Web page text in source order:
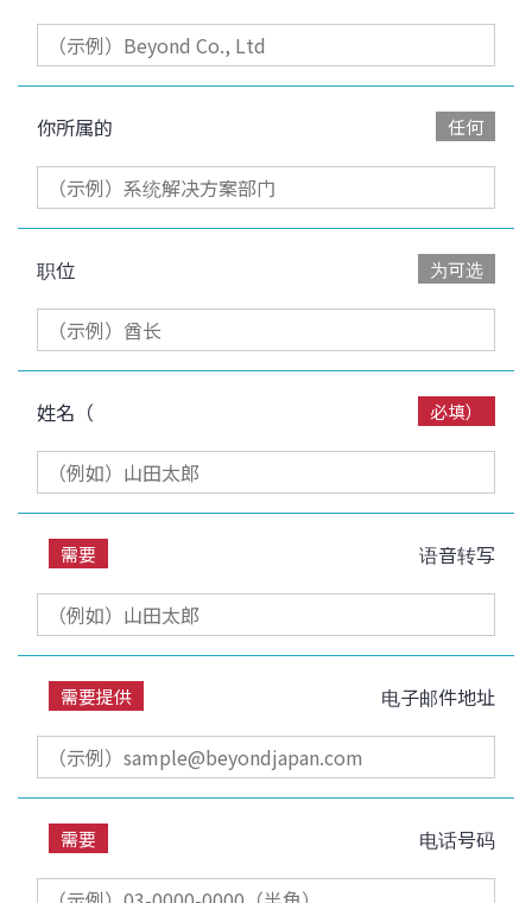
你所属的 任何
职位 为可选
姓名（ 必填）
需要 语音转写
需要提供 电子邮件地址
需要 电话号码